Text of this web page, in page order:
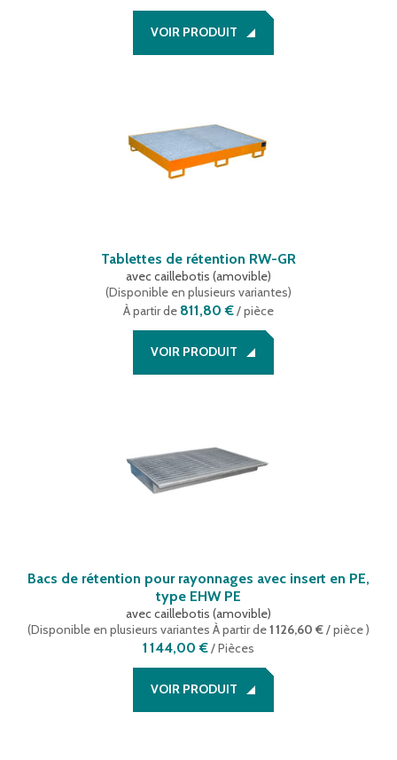
VOIR PRODUIT
Tablettes de rétention RW-GR
avec caillebotis (amovible)
(Disponible en plusieurs variantes)
À partir de 811,80 €/ pièce
VOIR PRODUIT
Bacs de rétention pour rayonnages avec insert en PE,
type EHW PE
avec caillebotis (amovible)
(Disponible en plusieurs variantes À partir de1 126,60 €/ pièce)
1 144,00 €/Pièces
VOIR PRODUIT